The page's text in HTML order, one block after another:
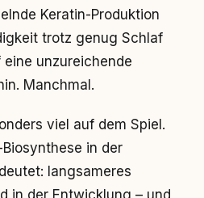
Keratin-Produktion
trotz genug Schlaf
unzureichende
Manchmal.
viel auf dem Spiel.
in der
langsameres
in der Entwicklung – und